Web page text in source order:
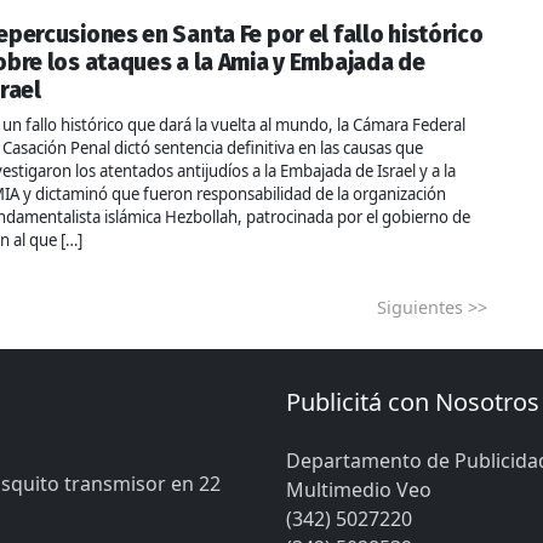
en Santa Fe por el fallo histórico
los ataques a la Amia y Embajada de
un fallo histórico que dará la vuelta al mundo, la Cámara Federal
Penal dictó sentencia definitiva en las causas que
los atentados antijudíos a la Embajada de Israel y a la
y dictaminó que fueron responsabilidad de la organización
islámica Hezbollah, patrocinada por el gobierno de
al que […]
Siguientes >>
transmisor en 22
Publicitá con Nosotros
Departamento de
Multimedio Veo
(342) 5027220